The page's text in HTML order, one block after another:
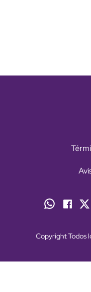
Copyright Todos